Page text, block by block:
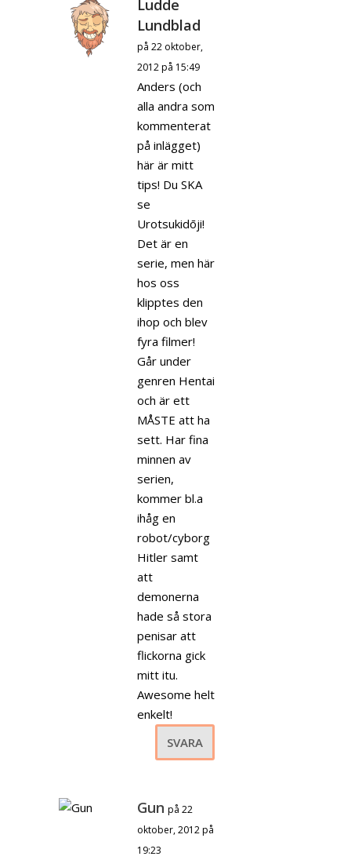
Ludde
Lundblad
på 22 oktober,
2012 på 15:49
Anders (och
alla andra som
kommenterat
på inlägget)
här är mitt
tips! Du SKA
se
Urotsukidōji!
Det är en
serie, men här
hos oss
klipptes den
ihop och blev
fyra filmer!
Går under
genren Hentai
och är ett
MÅSTE att ha
sett. Har fina
minnen av
serien,
kommer bl.a
ihåg en
robot/cyborg
Hitler samt
att
demonerna
hade så stora
penisar att
flickorna gick
mitt itu.
Awesome helt
enkelt!
SVARA
Gun på 22
oktober, 2012 på
19:23